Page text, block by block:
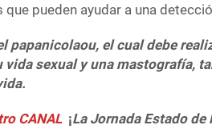
que pueden ayudar a una
papanicolaou, el cual debe
sexual y una mastografía,
CANAL ¡La Jornada Estado de